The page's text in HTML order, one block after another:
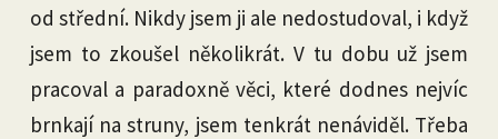
od střední. Nikdy jsem ji ale nedostudoval, i když
jsem to zkoušel několikrát. V tu dobu už jsem
pracoval a paradoxně věci, které dodnes nejvíc
brnkají na struny, jsem tenkrát nenáviděl. Třeba